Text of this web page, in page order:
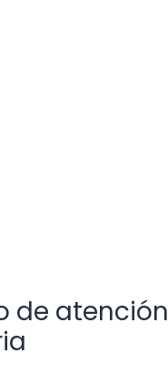
de atención